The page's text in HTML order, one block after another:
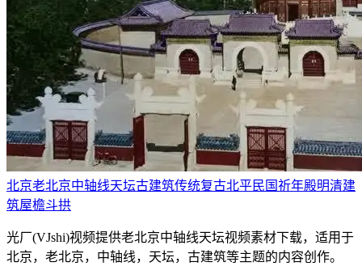
北京老北京中轴线天坛古建筑传统复古北平民国祈年殿明清建
筑屋檐斗拱
光厂(VJshi)视频提供老北京中轴线天坛视频素材 下载，适用于
北京，老北京，中轴线，天坛，古建筑等主题的内容创作。